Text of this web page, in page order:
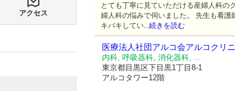
アクセス
とても丁寧に見ていただける産婦人科の
婦人科の悩みで伺いました。 先生も看護
キパキしてい...続きを読む
医療法人社団アルコ会アルコクリ
内科, 呼吸器科, 消化器科, ...
東京都目黒区下目黒1丁目8-1
アルコタワー12階